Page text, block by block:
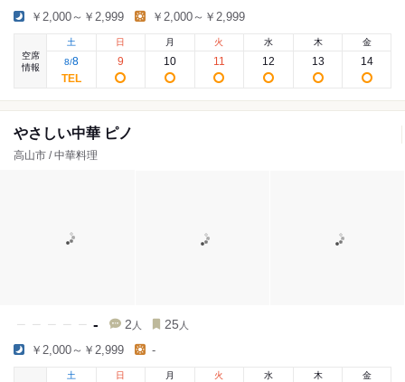
￥2,000～￥2,999 ￥2,000～￥2,999
空席
情報
土
8/8
日
9
月
10
火
11
水
12
木
13
金
14
やさしい中華 ピノ
高山市 / 中華料理
- 2 人 25 人
￥2,000～￥2,999 -
土
日 月 火 水 木 金